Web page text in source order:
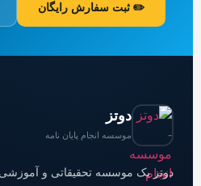
✏️ ثبت سفارش رایگان
دوتز
موسسه انجام پایان نامه
دوتز یک موسسه تحقیقاتی و